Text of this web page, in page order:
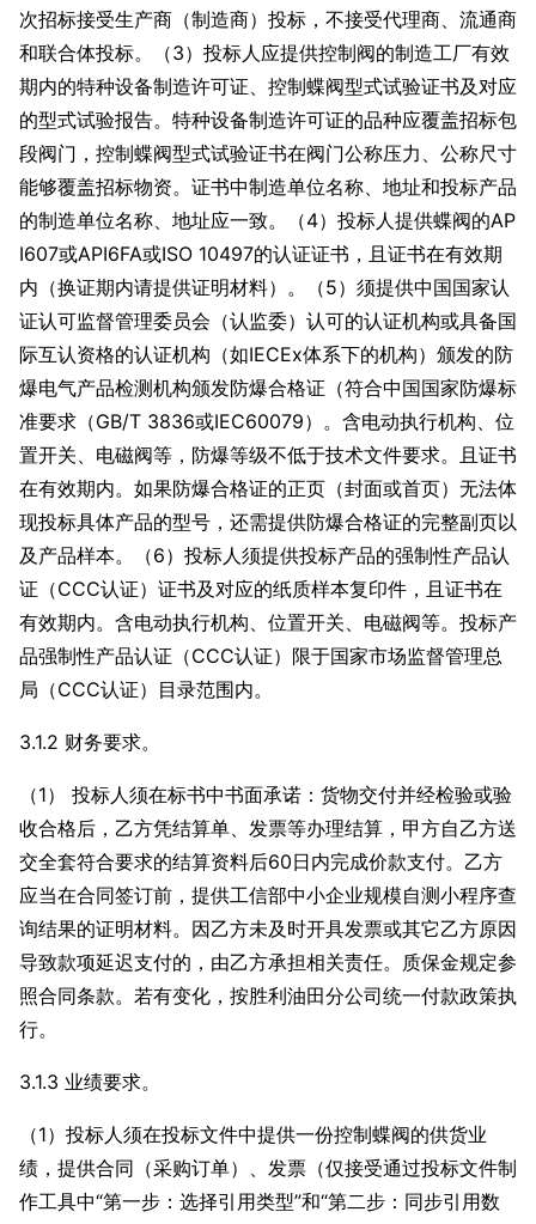
次招标接受生产商（制造商）投标，不接受代理商、流通商
和联合体投标。（3）投标人应提供控制阀的制造工厂有效
期内的特种设备制造许可证、控制蝶阀型式试验证书及对应
的型式试验报告。特种设备制造许可证的品种应覆盖招标包
段阀门，控制蝶阀型式试验证书在阀门公称压力、公称尺寸
能够覆盖招标物资。证书中制造单位名称、地址和投标产品
的制造单位名称、地址应一致。（4）投标人提供蝶阀的AP
I607或API6FA或ISO 10497的认证证书，且证书在有效期
内（换证期内请提供证明材料）。（5）须提供中国国家认
证认可监督管理委员会（认监委）认可的认证机构或具备国
际互认资格的认证机构（如IECEx体系下的机构）颁发的防
爆电气产品检测机构颁发防爆合格证（符合中国国家防爆标
准要求（GB/T 3836或IEC60079）。含电动执行机构、位
置开关、电磁阀等，防爆等级不低于技术文件要求。且证书
在有效期内。如果防爆合格证的正页（封面或首页）无法体
现投标具体产品的型号，还需提供防爆合格证的完整副页以
及产品样本。（6）投标人须提供投标产品的强制性产品认
证（CCC认证）证书及对应的纸质样本复印件，且证书在
有效期内。含电动执行机构、位置开关、电磁阀等。投标产
品强制性产品认证（CCC认证）限于国家市场监督管理总
局（CCC认证）目录范围内。
3.1.2 财务要求。
（1） 投标人须在标书中书面承诺：货物交付并经检验或验
收合格后，乙方凭结算单、发票等办理结算，甲方自乙方送
交全套符合要求的结算资料后60日内完成价款支付。乙方
应当在合同签订前，提供工信部中小企业规模自测小程序查
询结果的证明材料。因乙方未及时开具发票或其它乙方原因
导致款项延迟支付的，由乙方承担相关责任。质保金规定参
照合同条款。若有变化，按胜利油田分公司统一付款政策执
行。
3.1.3 业绩要求。
（1）投标人须在投标文件中提供一份控制蝶阀的供货业
绩，提供合同（采购订单）、发票（仅接受通过投标文件制
作工具中“第一步：选择引用类型”和“第二步：同步引用数